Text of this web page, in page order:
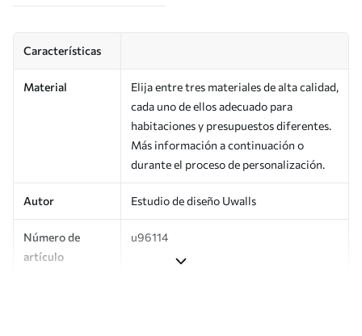
Características
Material
Elija entre tres materiales de alta calidad,
cada uno de ellos adecuado para
habitaciones y presupuestos diferentes.
Más información a continuación o
durante el proceso de personalización.
Autor Estudio de diseño Uwalls
Número de
artículo
u96114